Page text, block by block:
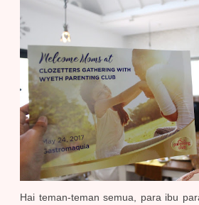
Hai teman-teman semua, para ibu